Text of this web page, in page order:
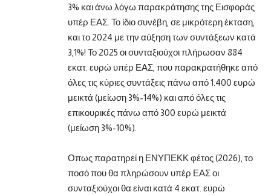
3% και άνω λόγω παρακράτησης της Εισφοράς
υπέρ ΕΑΣ. Το ίδιο συνέβη, σε μικρότερη έκταση,
και το 2024 με την αύξηση των συντάξεων κατά
3,1%! Το 2025 οι συνταξιούχοι πλήρωσαν 884
εκατ. ευρώ υπέρ ΕΑΣ, που παρακρατήθηκε από
όλες τις κύριες συντάξεις πάνω από 1.400 ευρώ
μεικτά (μείωση 3%-14%) και από όλες τις
επικουρικές πάνω από 300 ευρώ μεικτά
(μείωση 3%-10%).
Οπως παρατηρεί η ΕΝΥΠΕΚΚ φέτος (2026), το
ποσό που θα πληρώσουν υπέρ ΕΑΣ οι
συνταξιούχοι θα είναι κατά 4 εκατ. ευρώ